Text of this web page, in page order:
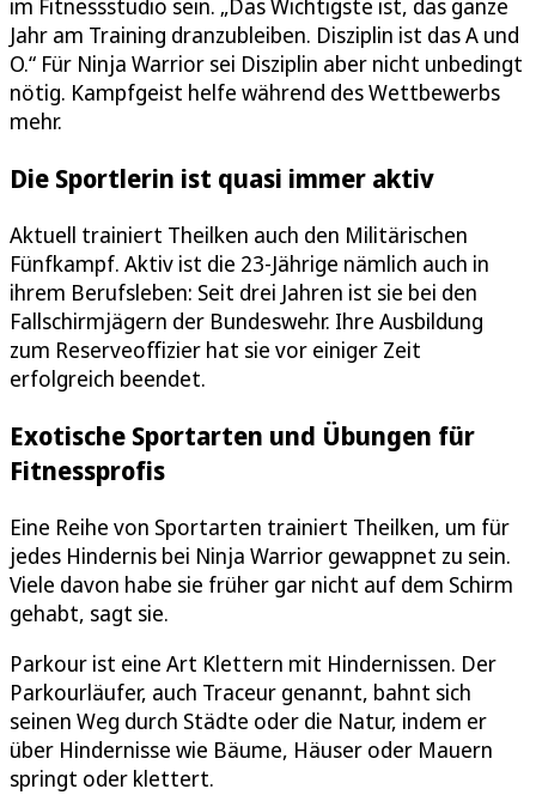
im Fitnessstudio sein. „Das Wichtigste ist, das ganze
Jahr am Training dranzubleiben. Disziplin ist das A und
O.“ Für Ninja Warrior sei Disziplin aber nicht unbedingt
nötig. Kampfgeist helfe während des Wettbewerbs
mehr.
Die Sportlerin ist quasi immer aktiv
Aktuell trainiert Theilken auch den Militärischen
Fünfkampf. Aktiv ist die 23-Jährige nämlich auch in
ihrem Berufsleben: Seit drei Jahren ist sie bei den
Fallschirmjägern der Bundeswehr. Ihre Ausbildung
zum Reserveoffizier hat sie vor einiger Zeit
erfolgreich beendet.
Exotische Sportarten und Übungen für
Fitnessprofis
Eine Reihe von Sportarten trainiert Theilken, um für
jedes Hindernis bei Ninja Warrior gewappnet zu sein.
Viele davon habe sie früher gar nicht auf dem Schirm
gehabt, sagt sie.
Parkour ist eine Art Klettern mit Hindernissen. Der
Parkourläufer, auch Traceur genannt, bahnt sich
seinen Weg durch Städte oder die Natur, indem er
über Hindernisse wie Bäume, Häuser oder Mauern
springt oder klettert.